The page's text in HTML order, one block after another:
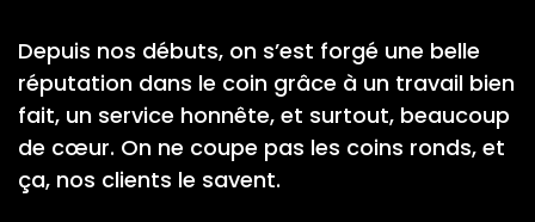
Depuis nos débuts, on s’est forgé une belle
réputation dans le coin grâce à un travail bien
fait, un service honnête, et surtout, beaucoup
de cœur. On ne coupe pas les coins ronds, et
ça, nos clients le savent.